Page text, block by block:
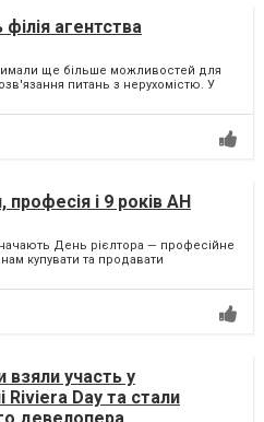
агентства
ще більше можливостей для
питань з нерухомістю. У
і 9 років АН
День рієлтора — професійне
купувати та продавати
взяли участь у
Riviera Day та стали